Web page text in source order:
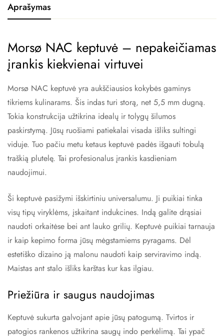
Aprašymas
Morsø NAC keptuvė – nepakeičiamas
įrankis kiekvienai virtuvei
Morsø NAC keptuvė yra aukščiausios kokybės gaminys
tikriems kulinarams. Šis indas turi storą, net 5,5 mm dugną.
Tokia konstrukcija užtikrina idealų ir tolygų šilumos
paskirstymą. Jūsų ruošiami patiekalai visada išliks sultingi
viduje. Tuo pačiu metu ketaus keptuvė padės išgauti tobulą
traškią plutelę. Tai profesionalus įrankis kasdieniam
naudojimui.
Ši keptuvė pasižymi išskirtiniu universalumu. Ji puikiai tinka
visų tipų viryklėms, įskaitant indukcines. Indą galite drąsiai
naudoti orkaitėse bei ant lauko grilių. Keptuvė puikiai tarnauja
ir kaip kepimo forma jūsų mėgstamiems pyragams. Dėl
estetiško dizaino ją malonu naudoti kaip serviravimo indą.
Maistas ant stalo išliks karštas kur kas ilgiau.
Priežiūra ir saugus naudojimas
Keptuvė sukurta galvojant apie jūsų patogumą. Tvirtos ir
patogios rankenos užtikrina saugų indo perkėlimą. Tai ypač